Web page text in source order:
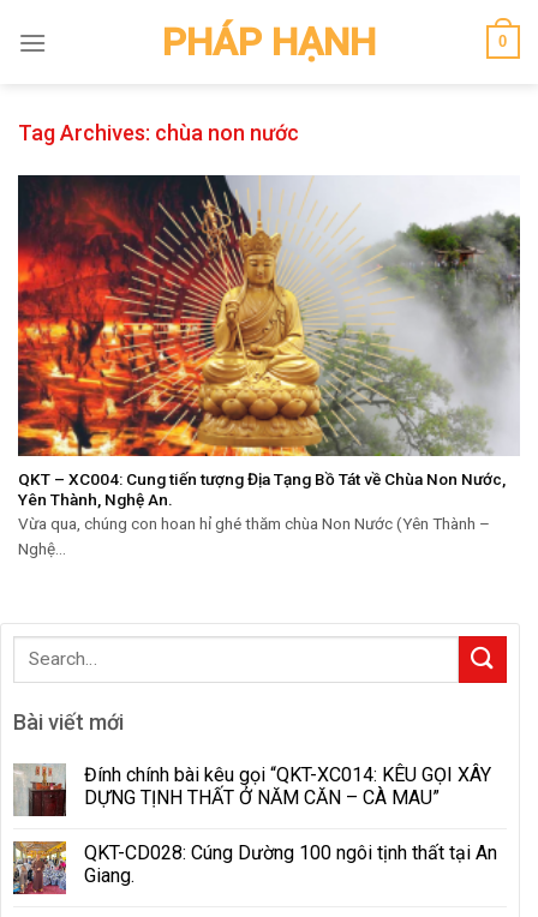
PHÁP HẠNH 0
Tag Archives: chùa non nước
QKT – XC004: Cung tiến tượng Địa Tạng Bồ Tát về Chùa Non Nước,
Yên Thành, Nghệ An.
Vừa qua, chúng con hoan hỉ ghé thăm chùa Non Nước (Yên Thành –
Nghệ...
Bài viết mới
Đính chính bài kêu gọi “QKT-XC014: KÊU GỌI XÂY
DỰNG TỊNH THẤT Ở NĂM CĂN – CÀ MAU”
QKT-CD028: Cúng Dường 100 ngôi tịnh thất tại An
Giang.